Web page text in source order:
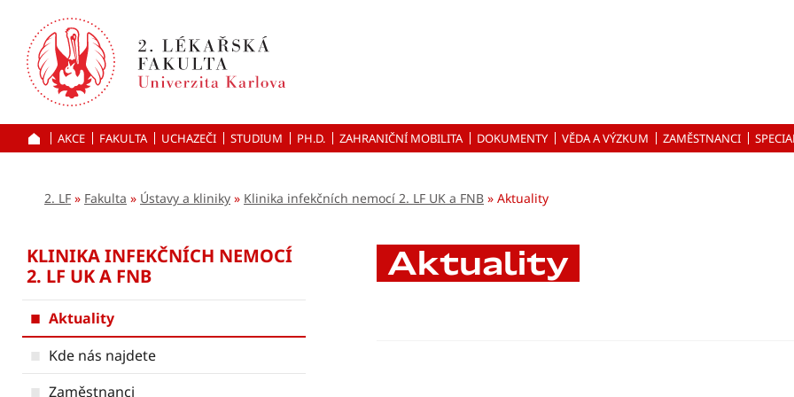
k hlavnímu
obsahu
ÚVOD
AKCE FAKULTA UCHAZEČI STUDIUM PH.D. ZAHRANIČNÍ MOBILITA DOKUMENTY VĚDA A VÝZKUM ZAMĚSTNANCI
2. LF Fakulta Ústavy a kliniky Klinika infekčních nemocí 2. LF UK a FNB Aktuality
KLINIKA INFEKČNÍCH NEMOCÍ
2. LF UK A FNB
Aktuality
Kde nás najdete
Zaměstnanci
Aktuality